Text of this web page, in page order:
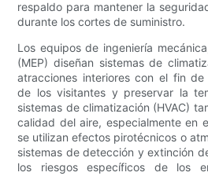
respaldo para mantener la
durante los cortes de suministro.
Los equipos de ingeniería
(MEP) diseñan sistemas de
atracciones interiores con el fin
de los visitantes y preservar la
sistemas de climatización (HVAC)
calidad del aire, especialmente en
se utilizan efectos pirotécnicos o
sistemas de detección y extinción
los riesgos específicos de los